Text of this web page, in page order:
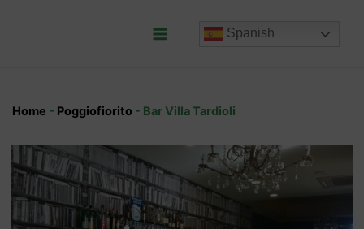
Spanish
Home - Poggiofiorito - Bar Villa Tardioli